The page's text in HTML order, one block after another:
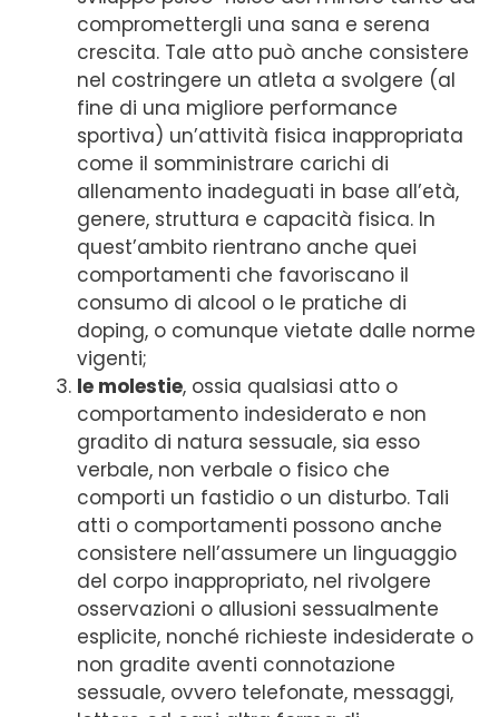
compromettergli una sana e serena
crescita. Tale atto può anche consistere
nel costringere un atleta a svolgere (al
fine di una migliore performance
sportiva) un’attività fisica inappropriata
come il somministrare carichi di
allenamento inadeguati in base all’età,
genere, struttura e capacità fisica. In
quest’ambito rientrano anche quei
comportamenti che favoriscano il
consumo di alcool o le pratiche di
doping, o comunque vietate dalle norme
vigenti;
le molestie, ossia qualsiasi atto o
comportamento indesiderato e non
gradito di natura sessuale, sia esso
verbale, non verbale o fisico che
comporti un fastidio o un disturbo. Tali
atti o comportamenti possono anche
consistere nell’assumere un linguaggio
del corpo inappropriato, nel rivolgere
osservazioni o allusioni sessualmente
esplicite, nonché richieste indesiderate o
non gradite aventi connotazione
sessuale, ovvero telefonate, messaggi,